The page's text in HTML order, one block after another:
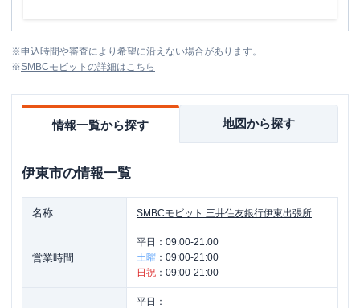
※申込時間や審査により希望に沿えない場合があります。
※SMBCモビット の詳細はこちら
情報一覧から探す 地図から探す
伊東市の情報一覧
名称 SMBCモビット 三井住友銀行伊東出張所
営業時間
平日： 09:00-21:00
土曜 ： 09:00-21:00
日祝 ： 09:00-21:00
平日： -